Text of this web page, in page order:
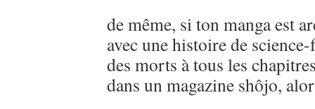
de même, si ton manga est
avec une histoire de
des morts à tous les
dans un magazine shôjo,